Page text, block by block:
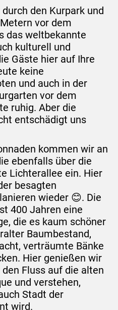
den Kurpark und
vor dem
das weltbekannte
kulturell und
Gäste hier auf Ihre
keine
und auch in der
vor dem
ruhig. Aber die
entschädigt uns
kommen wir an
ebenfalls über die
Lichterallee ein. Hier
besagten
wieder 😊. Die
400 Jahren eine
die es kaum schöner
Baumbestand,
verträumte Bänke
Hier genießen wir
Fluss auf die alten
und verstehen,
Stadt der
wird.